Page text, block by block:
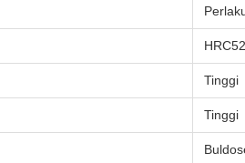
Tinggi
Tinggi